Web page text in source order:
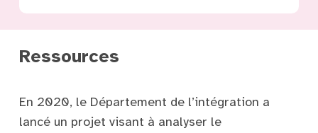
Ressources
En 2020, le Département de l’intégration a
lancé un projet visant à analyser le